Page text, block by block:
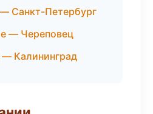
Санкт-Петербург
— Череповец
Калининград